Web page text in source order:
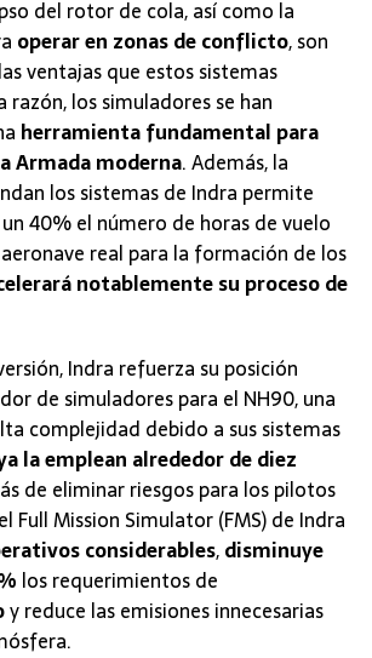
del rotor de cola, así como la
operar en zonas de conflicto, son
ventajas que estos sistemas
razón, los simuladores se han
herramienta fundamental para
Armada moderna. Además, la
los sistemas de Indra permite
40% el número de horas de vuelo
real para la formación de los
notablemente su proceso de
Indra refuerza su posición
de simuladores para el NH90, una
complejidad debido a sus sistemas
la emplean alrededor de diez
de eliminar riesgos para los pilotos
Full Mission Simulator (FMS) de Indra
considerables,disminuye
los requerimientos de
y reduce las emisiones innecesarias